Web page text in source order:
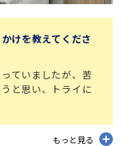
けを教えてくださ
ていましたが、苦
と思い、トライに
もっと見る